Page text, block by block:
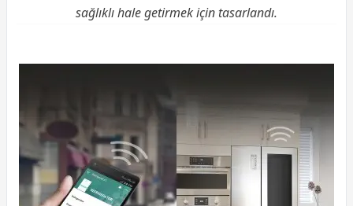
sağlıklı hale getirmek için tasarlandı.